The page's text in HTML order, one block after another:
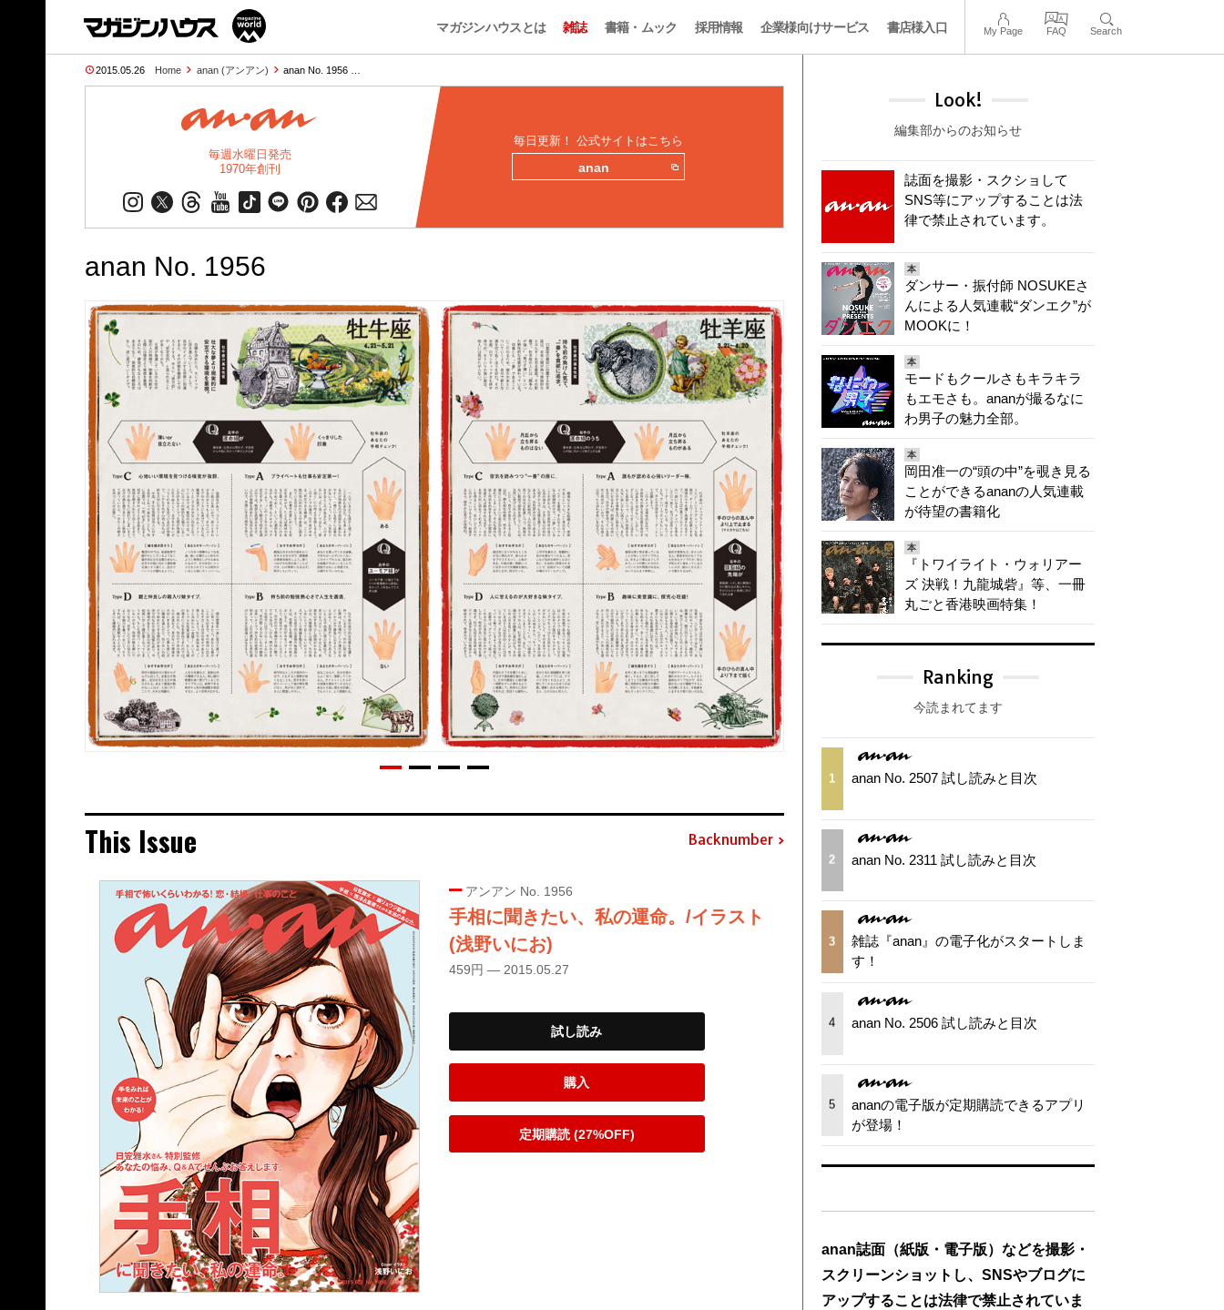
マガジンハウスとは 雑誌 書籍・ムック 採用情報 企業様向けサービス 書店様入口 My Page FAQ Search
2015.05.26 Home anan (アンアン) anan No. 1956 …
毎週水曜日発売
1970年創刊
毎日更新！ 公式サイトはこちら
anan
anan No. 1956
This Issue Backnumber
アンアン No. 1956
手相に聞きたい、私の運命。/イラスト
(浅野いにお)
459円 — 2015.05.27
試し読み
購入
定期購読 (27%OFF)
Look!
編集部からのお知らせ
誌面を撮影・スクショして
SNS等にアップすることは法
律で禁止されています。
本
ダンサー・振付師 NOSUKEさ
んによる人気連載“ダンエク”が
MOOKに！
本
モードもクールさもキラキラ
もエモさも。ananが撮るなに
わ男子の魅力全部。
本
岡田准一の“頭の中”を覗き見る
ことができるananの人気連載
が待望の書籍化
本
『トワイライト・ウォリアー
ズ 決戦！九龍城砦』等、一冊
丸ごと香港映画特集！
Ranking
今読まれてます
1 anan No. 2507 試し読みと目次
2 anan No. 2311 試し読みと目次
3
雑誌『anan』の電子化がスタートしま
す！
4 anan No. 2506 試し読みと目次
5
ananの電子版が定期購読できるアプリ
が登場！
anan誌面（紙版・電子版）などを撮影・
スクリーンショットし、SNSやブログに
アップすることは法律で禁止されていま